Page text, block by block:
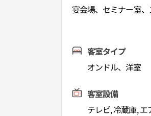
宴会場、セミナー室
客室タイプ
オンドル、洋室
客室設備
テレビ, 冷蔵庫,